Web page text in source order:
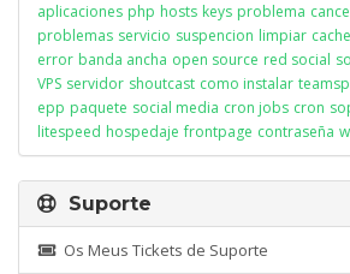
aplicaciones php hosts keys problema
problemas servicio suspencion limpiar cache
error banda ancha open source red social
VPS servidor shoutcast como instalar
epp paquete social media cron jobs cron
litespeed hospedaje frontpage contraseña
Suporte
Os Meus Tickets de Suporte